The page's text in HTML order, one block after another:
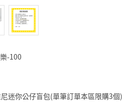
-100
迷你公仔盲包(單筆訂單本區限購3個)